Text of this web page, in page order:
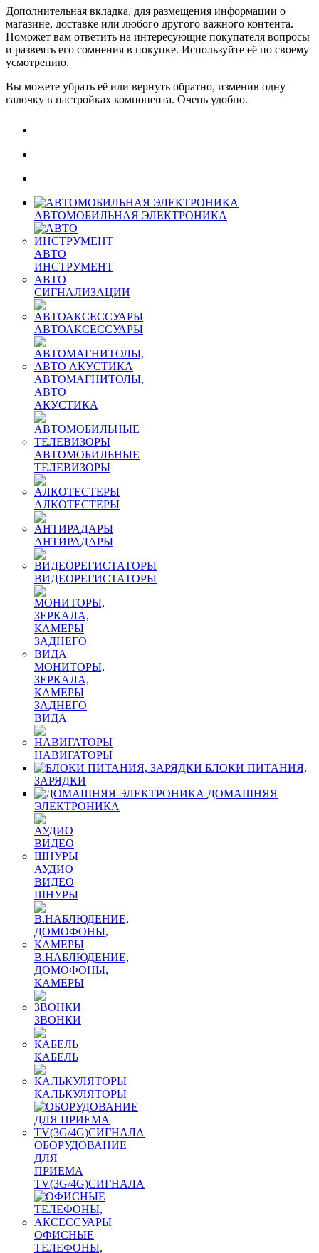
Дополнительная вкладка, для размещения информации о
магазине, доставке или любого другого важного контента.
Поможет вам ответить на интересующие покупателя вопросы
и развеять его сомнения в покупке. Используйте её по своему
усмотрению.
Вы можете убрать её или вернуть обратно, изменив одну
галочку в настройках компонента. Очень удобно.
АВТОМОБИЛЬНАЯ ЭЛЕКТРОНИКА
АВТО
ИНСТРУМЕНТ
АВТО
СИГНАЛИЗАЦИИ
АВТОАКСЕССУАРЫ
АВТОМАГНИТОЛЫ,
АВТО
АКУСТИКА
АВТОМОБИЛЬНЫЕ
ТЕЛЕВИЗОРЫ
АЛКОТЕСТЕРЫ
АНТИРАДАРЫ
ВИДЕОРЕГИСТАТОРЫ
МОНИТОРЫ,
ЗЕРКАЛА,
КАМЕРЫ
ЗАДНЕГО
ВИДА
НАВИГАТОРЫ
БЛОКИ ПИТАНИЯ,
ЗАРЯДКИ
ДОМАШНЯЯ
ЭЛЕКТРОНИКА
АУДИО
ВИДЕО
ШНУРЫ
В.НАБЛЮДЕНИЕ,
ДОМОФОНЫ,
КАМЕРЫ
ЗВОНКИ
КАБЕЛЬ
КАЛЬКУЛЯТОРЫ
ОБОРУДОВАНИЕ
ДЛЯ
ПРИЕМА
TV(3G/4G)СИГНАЛА
ОФИСНЫЕ
ТЕЛЕФОНЫ,